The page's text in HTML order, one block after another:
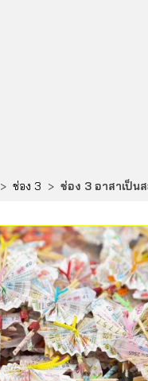
> ช่อง 3 > ช่อง 3 อาสาเป็น